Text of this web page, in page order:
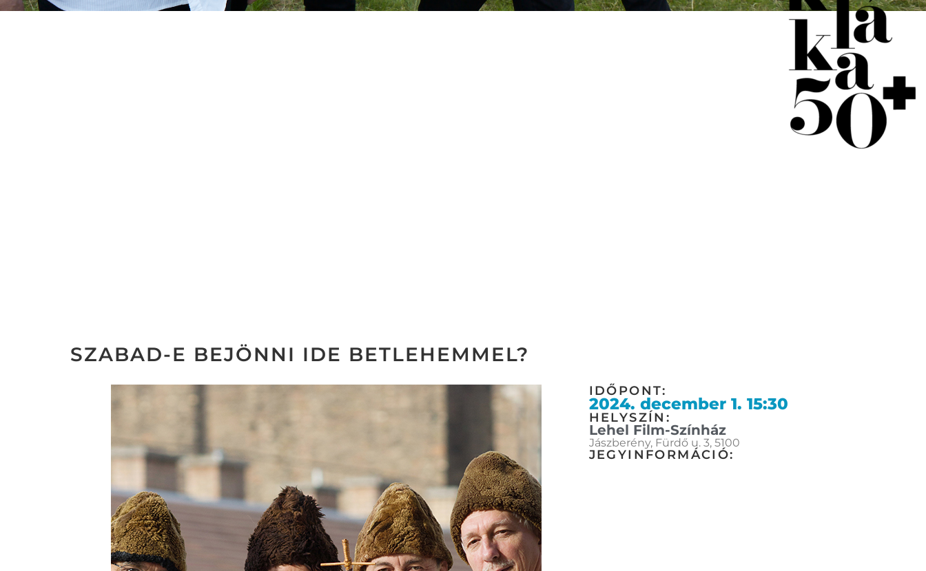
SZABAD-E BEJÖNNI IDE BETLEHEMMEL?
IDŐPONT:
2024. december 1. 15:30
HELYSZÍN:
Lehel Film-Színház
Jászberény, Fürdő u. 3, 5100
JEGYINFORMÁCIÓ: